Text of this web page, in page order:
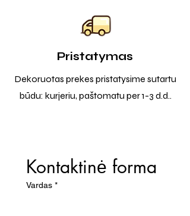
Pristatymas
Dekoruotas prekes pristatysime sutartu
būdu: kurjeriu, paštomatu per 1-3 d.d..
Kontaktinė forma
Vardas *